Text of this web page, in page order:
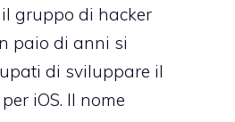
il gruppo di hacker
paio di anni si
di sviluppare il
iOS. Il nome